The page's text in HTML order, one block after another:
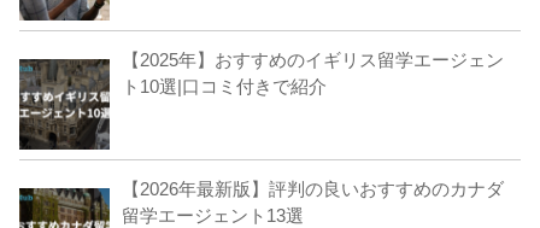
【2025年】おすすめのイギリス留学エージェン
ト10選|口コミ付きで紹介
【2026年最新版】評判の良いおすすめのカナダ
留学エージェント13選